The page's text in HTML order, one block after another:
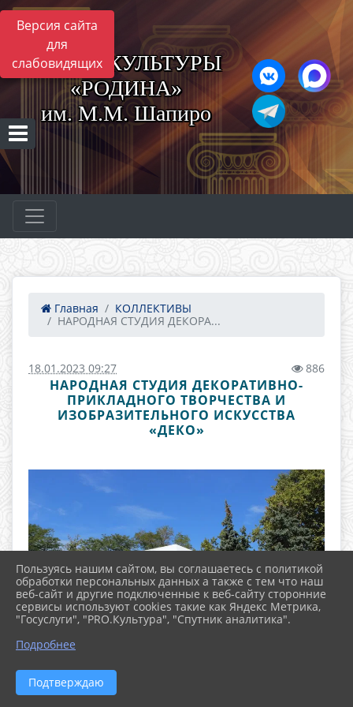
Версия сайта
для
слабовидящих
ЦЕНТР КУЛЬТУРЫ
«РОДИНА»
им. М.М. Шапиро
Главная
КОЛЛЕКТИВЫ
НАРОДНАЯ СТУДИЯ ДЕКОРА...
18.01.2023 09:27 886
НАРОДНАЯ СТУДИЯ ДЕКОРАТИВНО-
ПРИКЛАДНОГО ТВОРЧЕСТВА И
ИЗОБРАЗИТЕЛЬНОГО ИСКУССТВА
«ДЕКО»
Пользуясь нашим сайтом, вы соглашаетесь с политикой
обработки персональных данных а также с тем что наш
веб-сайт и другие подключенные к веб-сайту сторонние
сервисы используют cookies такие как Яндекс Метрика,
"Госуслуги", "PRO.Культура", "Спутник аналитика".
Подробнее
Подтверждаю